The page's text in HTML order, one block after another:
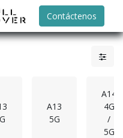
Contáctenos
A13
5G
A14
4G
/
5G